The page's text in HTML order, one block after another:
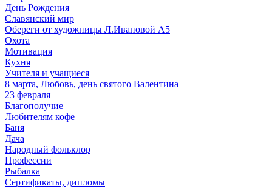
День Рождения
Славянский мир
Обереги от художницы Л.Ивановой А5
Охота
Мотивация
Кухня
Учителя и учащиеся
8 марта, Любовь, день святого Валентина
23 февраля
Благополучие
Любителям кофе
Баня
Дача
Народный фольклор
Профессии
Рыбалка
Сертификаты, дипломы